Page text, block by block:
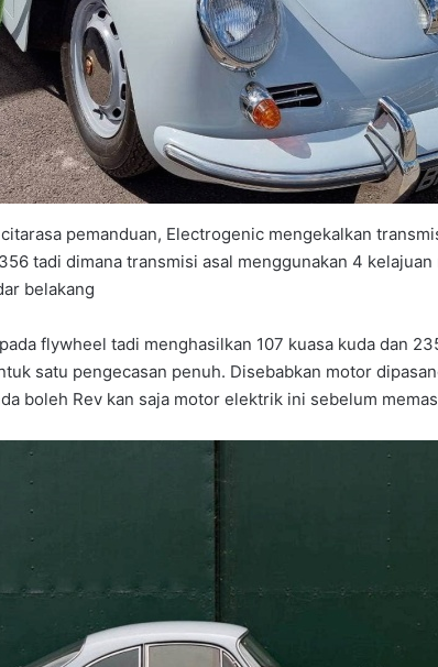
pemanduan, Electrogenic mengekalkan
tadi dimana transmisi asal menggunakan 4
belakang
flywheel tadi menghasilkan 107 kuasa kuda dan
satu pengecasan penuh. Disebabkan motor
boleh Rev kan saja motor elektrik ini sebelum